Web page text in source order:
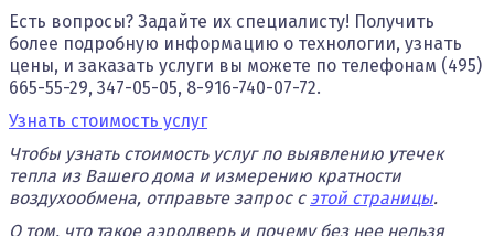
Есть вопросы? Задайте их специалисту! Получить
более подробную информацию о технологии, узнать
цены, и заказать услуги вы можете по телефонам (495)
665-55-29, 347-05-05, 8-916-740-07-72.
Узнать стоимость услуг
Чтобы узнать стоимость услуг по выявлению утечек
тепла из Вашего дома и измерению кратности
воздухообмена, отправьте запрос с этой страницы.
О том, что такое аэродверь и почему без нее нельзя